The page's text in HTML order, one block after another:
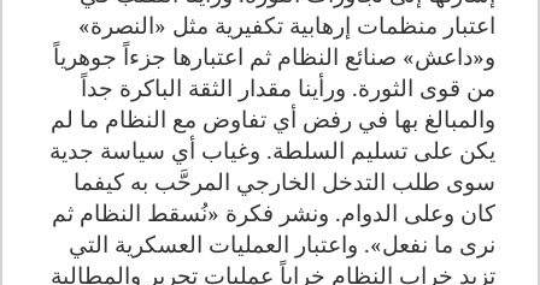
اعتبار منظمات إرهابية تكفيرية مثل «النصرة»
و«داعش» صنائع النظام ثم اعتبارها جزءاً جوهرياً
من قوى الثورة. ورأينا مقدار الثقة الباكرة جداً
والمبالغ بها في رفض أي تفاوض مع النظام ما لم
يكن على تسليم السلطة. وغياب أي سياسة جدية
سوى طلب التدخل الخارجي المرحَّب به كيفما
كان وعلى الدوام. ونشر فكرة «نُسقط النظام ثم
نرى ما نفعل». واعتبار العمليات العسكرية التي
تزيد خراب النظام خراباً عمليات تحرير والمطالبة